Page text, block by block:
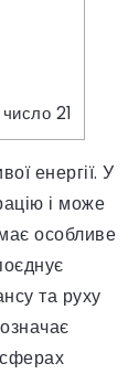
21
енергії. У
і може
особливе
та руху
сферах